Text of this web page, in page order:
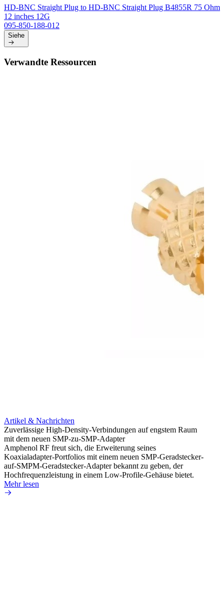
HD-BNC Straight Plug to HD-BNC Straight Plug B4855R 75 Ohm
12 inches 12G
095-850-188-012
Siehe
Verwandte Ressourcen
Artikel & Nachrichten
Zuverlässige High-Density-Verbindungen auf engstem Raum
mit dem neuen SMP-zu-SMP-Adapter
Amphenol RF freut sich, die Erweiterung seines
Koaxialadapter-Portfolios mit einem neuen SMP-Geradstecker-
auf-SMPM-Geradstecker-Adapter bekannt zu geben, der
Hochfrequenzleistung in einem Low-Profile-Gehäuse bietet.
Mehr lesen